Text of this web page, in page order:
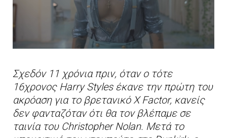
Σχεδόν 11 χρόνια πριν, όταν ο τότε
16χρονος Harry Styles έκανε την πρώτη του
ακρόαση για το βρετανικό X Factor, κανείς
δεν φανταζόταν ότι θα τον βλέπαμε σε
ταινία του Christopher Nolan. Μετά το